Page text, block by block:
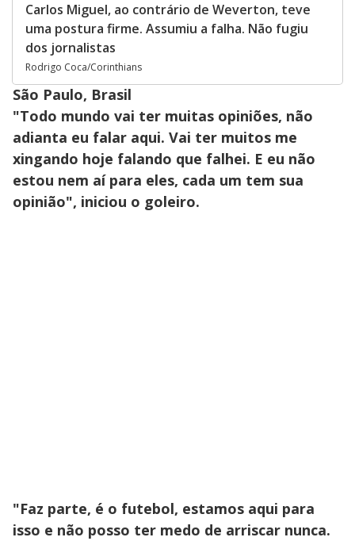
Carlos Miguel, ao contrário de Weverton, teve
uma postura firme. Assumiu a falha. Não fugiu
dos jornalistas
Rodrigo Coca/Corinthians
São Paulo, Brasil
"Todo mundo vai ter muitas opiniões, não
adianta eu falar aqui. Vai ter muitos me
xingando hoje falando que falhei. E eu não
estou nem aí para eles, cada um tem sua
opinião", iniciou o goleiro.
"Faz parte, é o futebol, estamos aqui para
isso e não posso ter medo de arriscar nunca.